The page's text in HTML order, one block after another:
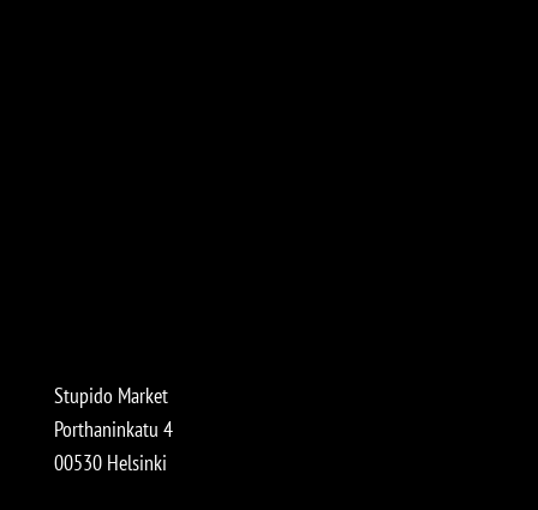
Stupido Market
Porthaninkatu 4
00530 Helsinki